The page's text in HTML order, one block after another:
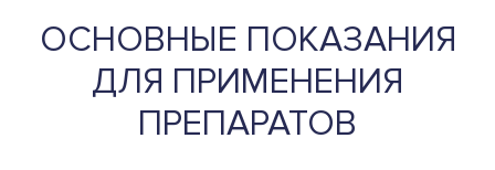
ОСНОВНЫЕ ПОКАЗАНИЯ
ДЛЯ ПРИМЕНЕНИЯ
ПРЕПАРАТОВ